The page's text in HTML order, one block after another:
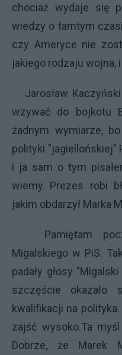
chociaż wydaje się
wiedzy o tamtym
czy Ameryce nie
jakiego rodzaju wojna,
Jarosław
wzywać do bojkotu
żadnym wymiarze,
polityki "jagiellońskiej"
i ja sam o tym
wiemy Prezes robi
jakim obdarzył Marka
Pamiętam
Migalskiego w PiS.
padały głosy
szczęście
kwalifikacji na polityka.
zajść wysoko.Ta
Dobrze, że Marek